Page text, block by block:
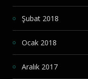
Şubat 2018
Ocak 2018
Aralık 2017